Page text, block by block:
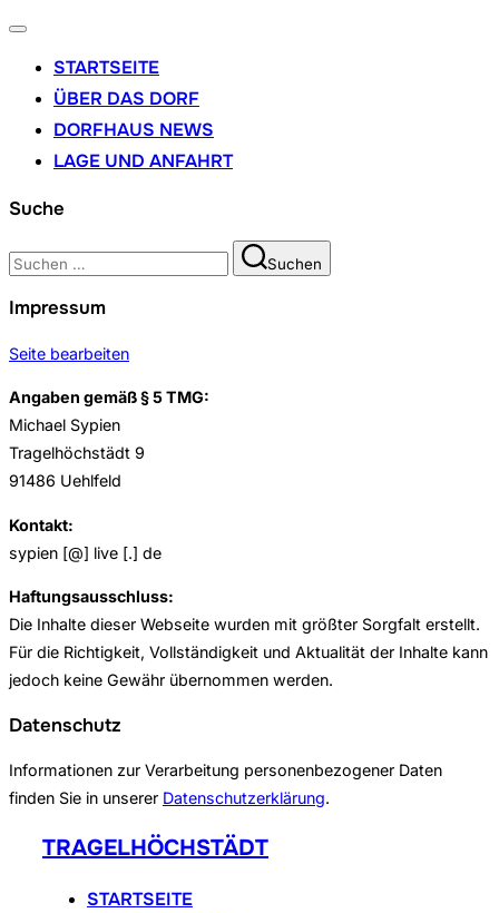
Navigation
STARTSEITE
ÜBER DAS DORF
DORFHAUS NEWS
LAGE UND ANFAHRT
Suche
Suchen
nach:
Suchen
Impressum
Seite bearbeiten
Angaben gemäß § 5 TMG:
Michael Sypien
Tragelhöchstädt 9
91486 Uehlfeld
Kontakt:
sypien [@] live [.] de
Haftungsausschluss:
Die Inhalte dieser Webseite wurden mit größter Sorgfalt erstellt.
Für die Richtigkeit, Vollständigkeit und Aktualität der Inhalte kann
jedoch keine Gewähr übernommen werden.
Datenschutz
Informationen zur Verarbeitung personenbezogener Daten
finden Sie in unserer Datenschutzerklärung.
springen
TRAGELHÖCHSTÄDT
STARTSEITE